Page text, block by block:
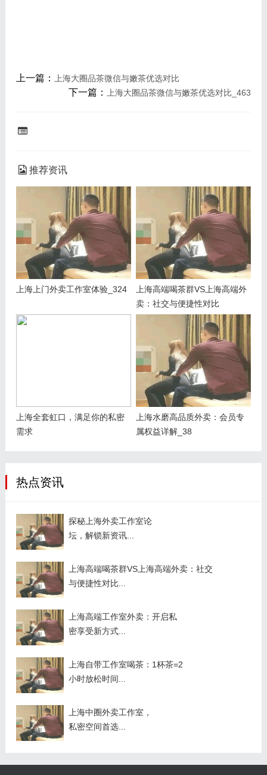
上一篇： 上海大圈品茶微信与嫩茶优选对比
下一篇： 上海大圈品茶微信与嫩茶优选对比_463
推荐资讯
上海上门外卖工作室体验_324
上海高端喝茶群VS上海高端外
卖：社交与便捷性对比
上海全套虹口，满足你的私密
需求
上海水磨高品质外卖：会员专
属权益详解_38
热点资讯
探秘上海外卖工作室论
坛，解锁新资讯...
上海高端喝茶群VS上海高端外卖：社交
与便捷性对比...
上海高端工作室外卖：开启私
密享受新方式...
上海自带工作室喝茶：1杯茶=2
小时放松时间...
上海中圈外卖工作室，
私密空间首选...